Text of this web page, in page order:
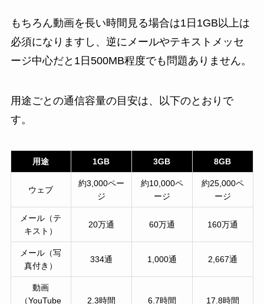
もちろん動画を長い時間見る場合は1日1GB以上は
必須になりますし、逆にメールやテキストメッセ
ージ中心だと1日500MB程度でも問題ありません。
用途ごとの通信容量の目安は、以下のとおりで
す。
用途 1GB 3GB 8GB
ウェブ
約3,000ペー
ジ
約10,000ペ
ージ
約25,000ペ
ージ
メール（テ
キスト）
20万通 60万通 160万通
メール（写
真付き）
334通 1,000通 2,667通
動画
（YouTube
2.3時間 6.7時間 17.8時間